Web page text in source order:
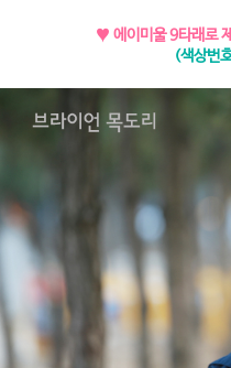
♥ 에이미울 9타래로
(색상번